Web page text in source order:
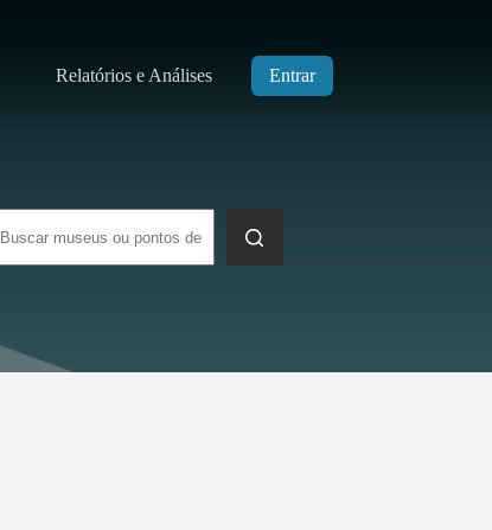
Relatórios e Análises Entrar
resultados